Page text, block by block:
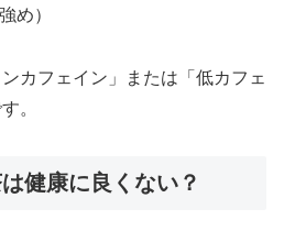
め）
カフェイン」または「低カフェ
。
健康に良くない？